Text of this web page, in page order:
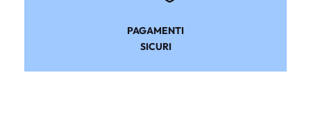
PAGAMENTI
SICURI